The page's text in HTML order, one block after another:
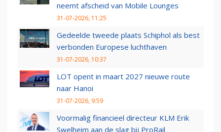
neemt afscheid van Mobile Lounges
31-07-2026, 11:25
Gedeelde tweede plaats Schiphol als best
verbonden Europese luchthaven
31-07-2026, 10:37
LOT opent in maart 2027 nieuwe route
naar Hanoi
31-07-2026, 9:59
Voormalig financieel directeur KLM Erik
Swelheim aan de slag bij ProRail